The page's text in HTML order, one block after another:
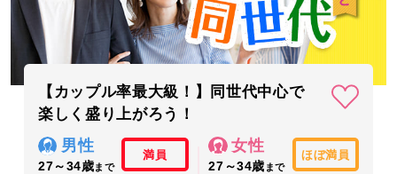
【カップル率最大級！】同世代中心で
楽しく盛り上がろう！
男性
27～34歳まで
満員
女性
27～34歳 まで
ほぼ満員